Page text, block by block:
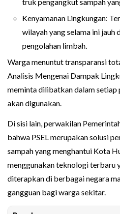
Kenyamanan Lingkungan:
wilayah yang selama ini
pengolahan limbah.
Warga menuntut transparansi
Analisis Mengenai Dampak
meminta dilibatkan dalam
akan digunakan.
Di sisi lain, perwakilan
bahwa PSEL merupakan solusi
sampah yang menghantui Kota
menggunakan teknologi terbaru
diterapkan di berbagai negara
gangguan bagi warga sekitar.